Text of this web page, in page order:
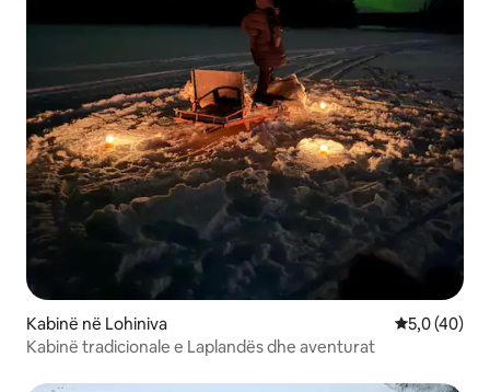
Kabinë në Lohiniva Vlerësimi
5,0 (40)
Kabinë tradicionale e Laplandës dhe aventurat